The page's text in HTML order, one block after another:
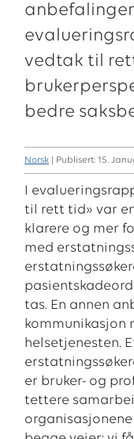
vedtak til
bedre
Norsk | Publisert: 15.
I
til rett tid» var
klarere og mer
med
tas. En annen
kommunikasjon
helsetjenesten.
er bruker- og
tettere